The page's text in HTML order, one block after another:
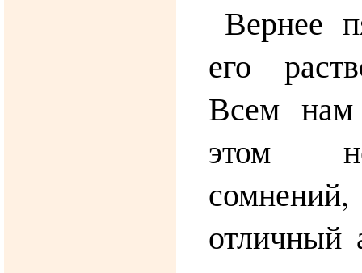
Вернее
его
Всем
этом
отличный